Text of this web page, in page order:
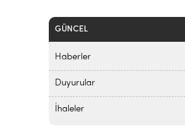
GÜNCEL
Haberler
Duyurular
İhaleler